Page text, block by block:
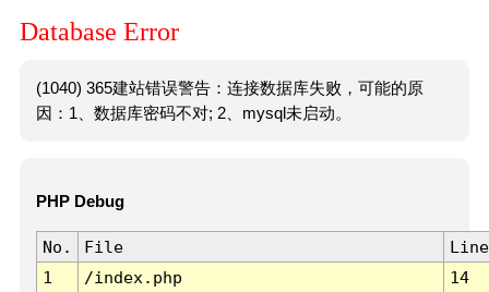
Database Error
(1040) 365建站错误警告：连接数据库失败，可能的原
因：1、数据库密码不对; 2、mysql未启动。
PHP Debug
No. File
Line
1
/index.php 14